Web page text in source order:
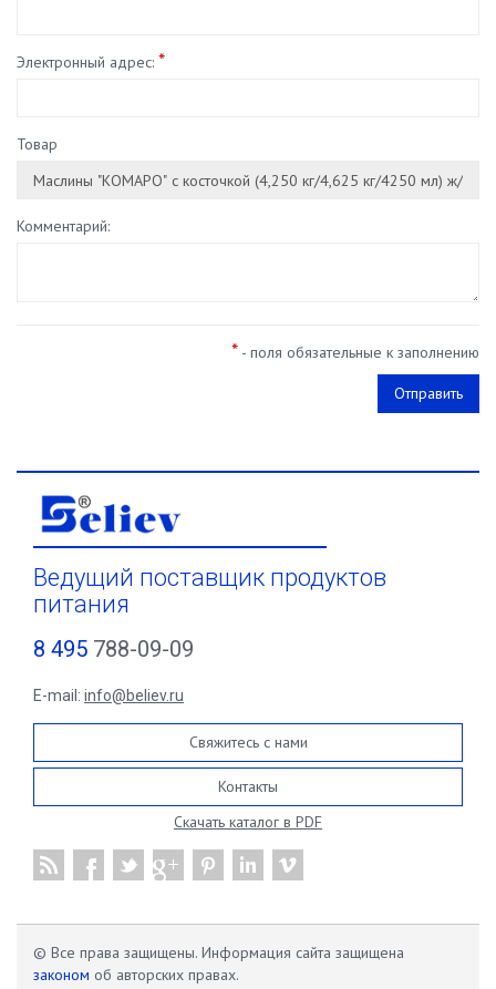
Электронный адрес: *
Товар
Комментарий:
* - поля обязательные к заполнению
Ведущий поставщик продуктов
питания
8 495 788-09-09
E-mail: info@believ.ru
Свяжитесь с нами
Контакты
Скачать каталог в PDF
© Все права защищены. Информация сайта защищена
законом об авторских правах.